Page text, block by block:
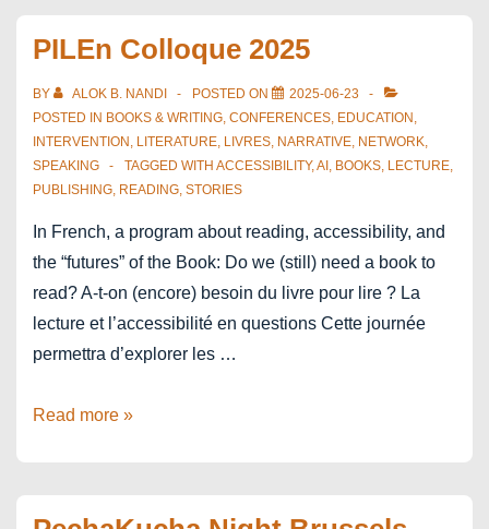
modèles
d’action
pour
le
livre
en
Europe
?
PILEn Colloque 2025
BY ALOK B. NANDI POSTED ON
2025-06-23
POSTED IN BOOKS & WRITING, CONFERENCES, EDUCATION ,
INTERVENTION , LITERATURE, LIVRES, NARRATIVE, NETWORK,
SPEAKING
TAGGED WITH ACCESSIBILITY,AI , BOOKS, LECTURE,
PUBLISHING, READING, STORIES
In French, a program about reading, accessibility, and
the “futures” of the Book: Do we (still) need a book to
read? A-t-on (encore) besoin du livre pour lire ? La
lecture et l’accessibilité en questions Cette journée
permettra d’explorer les …
PILEn
Read more »